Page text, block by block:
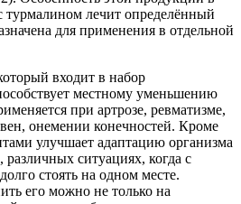
турмалином лечит определённый
для применения в отдельной
входит в набор
местному уменьшению
при артрозе, ревматизме,
онемении конечностей. Кроме
улучшает адаптацию организма
различных ситуациях, когда с
стоять на одном месте.
его можно не только на